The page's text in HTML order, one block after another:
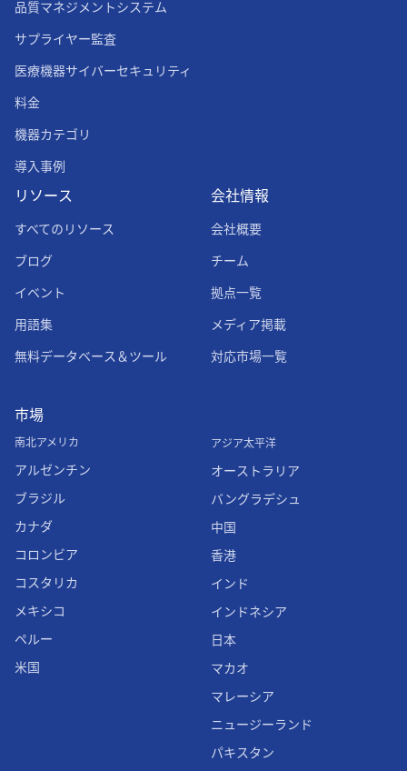
品質マネジメントシステム
サプライヤー監査
医療機器サイバーセキュリティ
料金
機器カテゴリ
導入事例
リソース
すべてのリソース
ブログ
イベント
用語集
無料データベース＆ツール
会社情報
会社概要
チーム
拠点一覧
メディア掲載
対応市場一覧
市場
南北アメリカ
アルゼンチン
ブラジル
カナダ
コロンビア
コスタリカ
メキシコ
ペルー
米国
アジア太平洋
オーストラリア
バングラデシュ
中国
香港
インド
インドネシア
日本
マカオ
マレーシア
ニュージーランド
パキスタン